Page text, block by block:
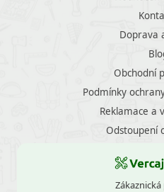
Doprava
Obchodní
Podmínky
Reklamace a
Odstoupení